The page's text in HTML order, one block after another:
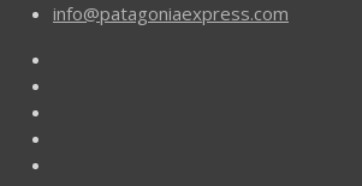
info@patagoniaexpress.com